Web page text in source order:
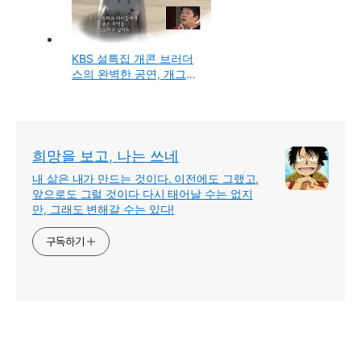
KBS 설특집 개콘 브러더
스의 완벽한 공연, 개그콘
희망을 보고, 나는 쓰네
내 삶은 내가 만드는 것이다. 이전에도 그랬고,
앞으로도 그럴 것이다 다시 태어날 수는 없지
만, 그래도 변해갈 수는 있다!
구독하기